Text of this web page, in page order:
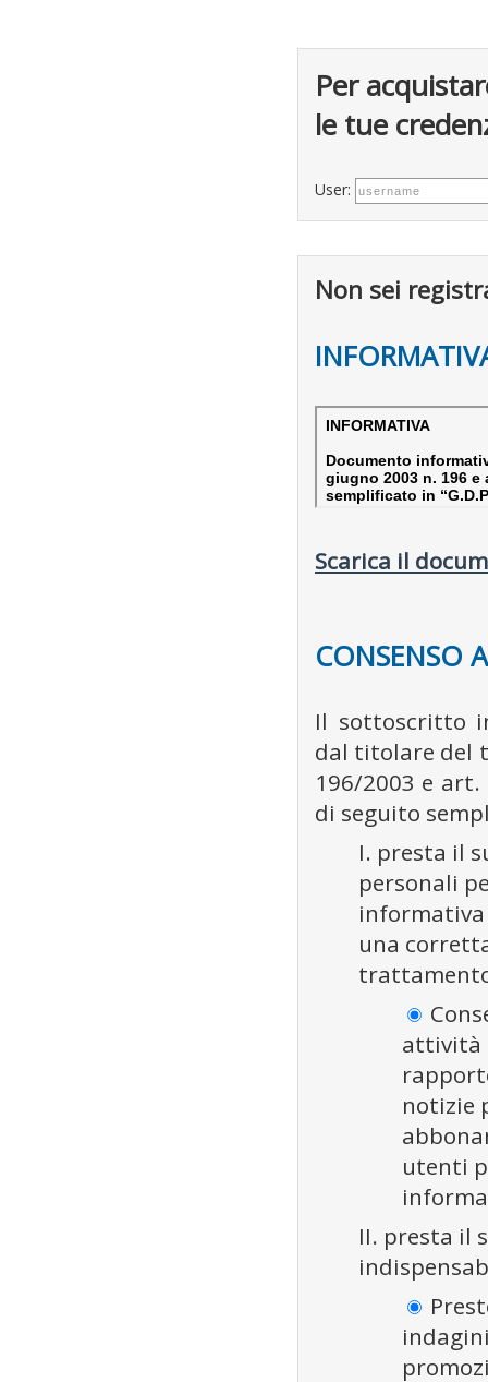
Per
le tue
User:
Non sei
Scarica il
CONSENSO
Il sottoscritto
dal titolare del
196/2003 e
di seguito
I. presta il
personali
informativa
una
attività
notizie
utenti
II. presta il